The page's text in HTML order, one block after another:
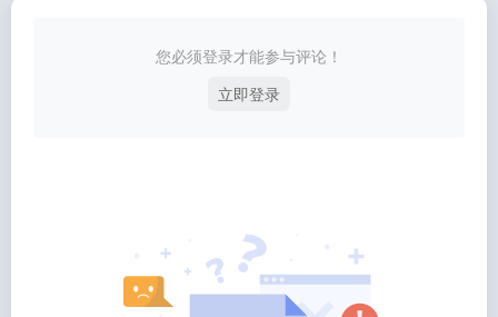
您必须登录才能参与评论！
立即登录